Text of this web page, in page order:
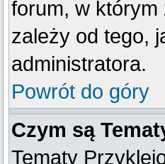
forum, w którym
zależy od tego,
administratora.
Powrót do góry
Czym są
Tematy